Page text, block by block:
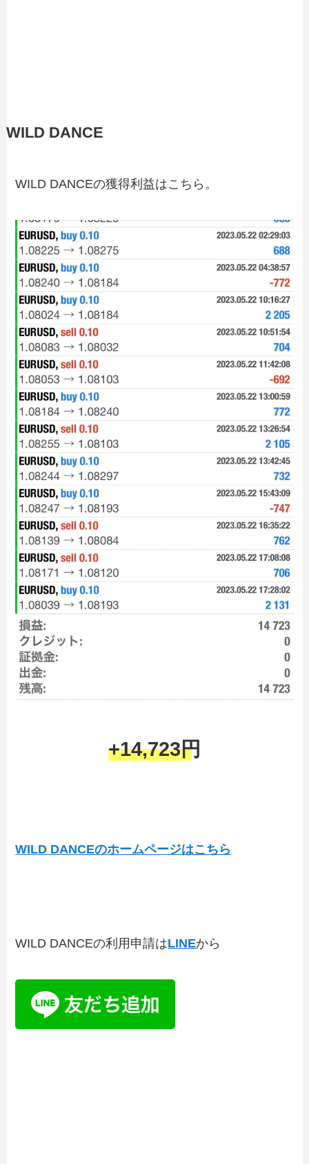
WILD DANCE
WILD DANCEの獲得利益はこちら。
+14,723円
WILD DANCEのホームページはこちら
WILD DANCEの利用申請はLINEから